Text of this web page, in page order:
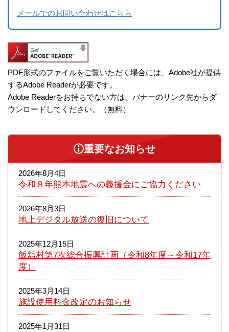
メールでのお問い合わせはこちら
PDF形式のファイルをご覧いただく場合には、Adobe社が提供
するAdobe Readerが必要です。
Adobe Readerをお持ちでない方は、バナーのリンク先からダ
ウンロードしてください。（無料）
重要なお知らせ
2026年8月4日
令和８年熊本​地震への義援金にご協力ください
2026年8月3日
地上デジタル放送の復旧について
2025年12月15日
飯舘村第7次総合振興計画（令和8年度～令和17年
度）
2025年3月14日
施設使用料金改定のお知らせ
2025年1月31日